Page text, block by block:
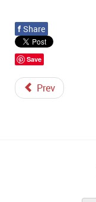
f Share
Save
Prev